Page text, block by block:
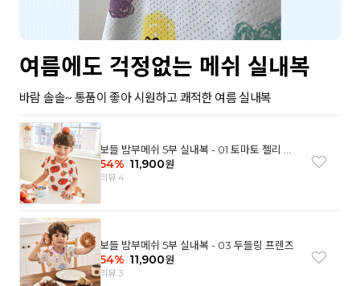
여름에도 걱정없는 메쉬 실내복
바람 솔솔~ 통품이 좋아 시원하고 쾌적한 여름 실내복
보들 밤부메쉬 5부 실내복 - 01 토마토 젤리 베
어
54% 11,900원
리뷰 4
보들 밤부메쉬 5부 실내복 - 03 두들링 프렌즈
54% 11,900원
리뷰 3